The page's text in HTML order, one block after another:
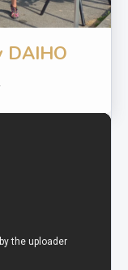
DAIHO